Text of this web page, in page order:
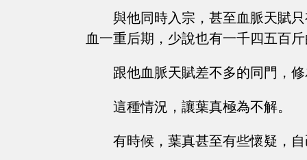
與他同時入宗，甚至血脈天賦
血一重后期，少說也有一千四五百
跟他血脈天賦差不多的同門，
這種情況，讓葉真極為不解。
有時候，葉真甚至有些懷疑，